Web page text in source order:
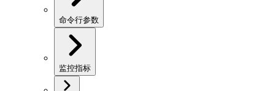
命令行参数
监控指标